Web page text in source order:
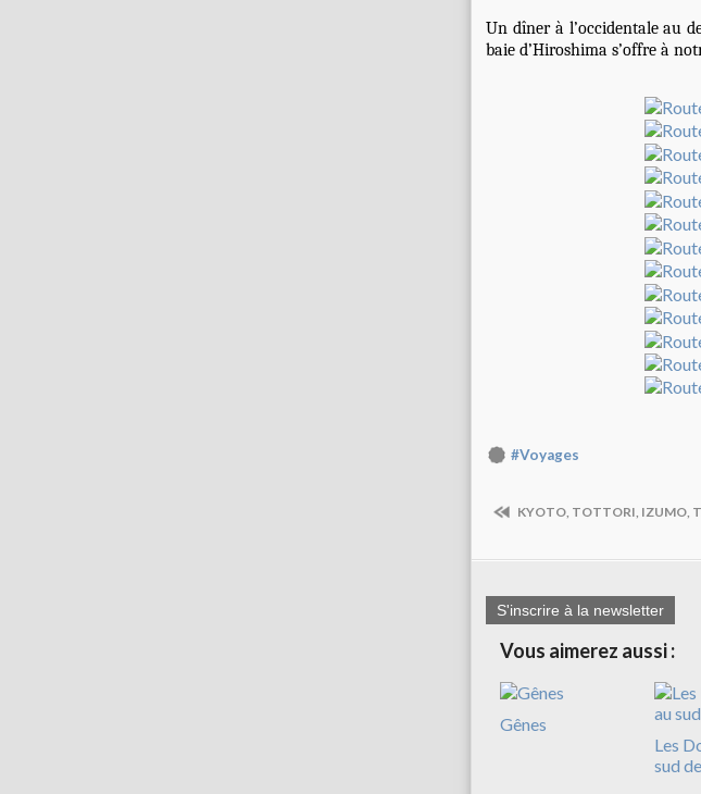
Un dîner à l’occidentale au
baie d’Hiroshima s’offre à
#Voyages
KYOTO, TOTTORI, IZUMO,
S'inscrire à la newsletter
Vous aimerez aussi :
Gênes
Les
sud